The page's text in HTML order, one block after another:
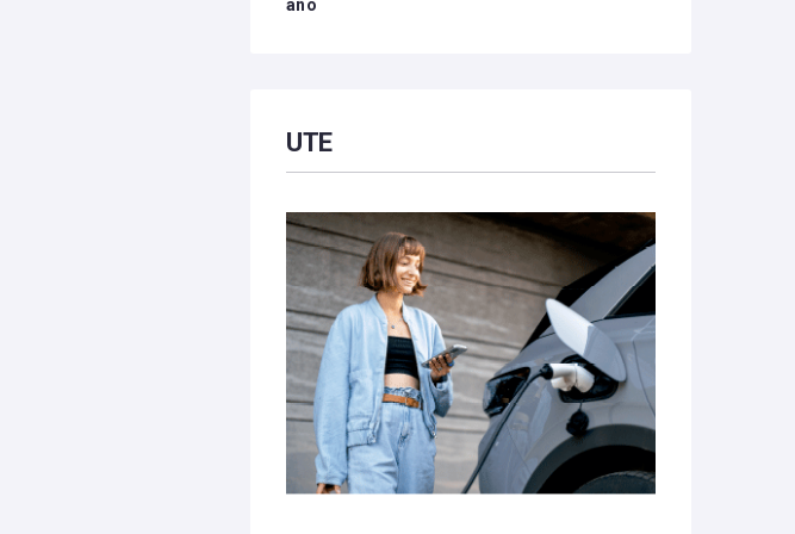
año
UTE